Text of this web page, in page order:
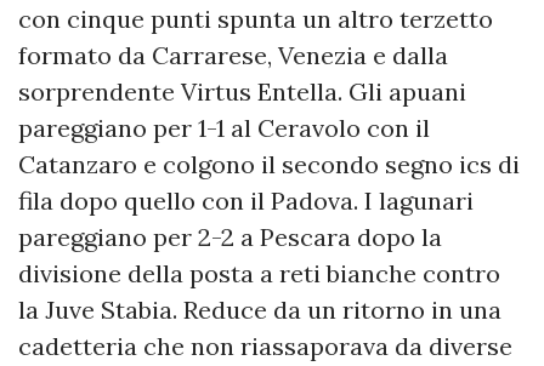
con cinque punti spunta un altro terzetto
formato da Carrarese, Venezia e dalla
sorprendente Virtus Entella. Gli apuani
pareggiano per 1-1 al Ceravolo con il
Catanzaro e colgono il secondo segno ics di
fila dopo quello con il Padova. I lagunari
pareggiano per 2-2 a Pescara dopo la
divisione della posta a reti bianche contro
la Juve Stabia. Reduce da un ritorno in una
cadetteria che non riassaporava da diverse